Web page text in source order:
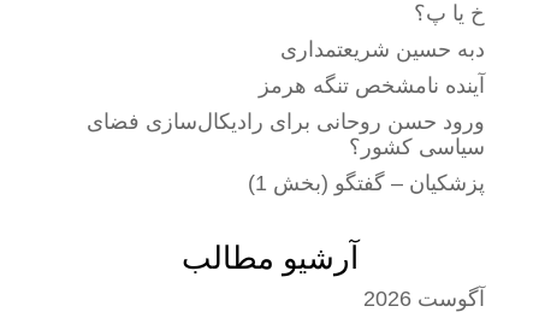
خ یا پ؟
دبه حسین شریعتمداری
آینده نامشخص تنگه هرمز
ورود حسن روحانی برای رادیکال‌سازی فضای
سیاسی کشور؟
پزشکیان – گفتگو (بخش 1)
آرشیو مطالب
آگوست 2026